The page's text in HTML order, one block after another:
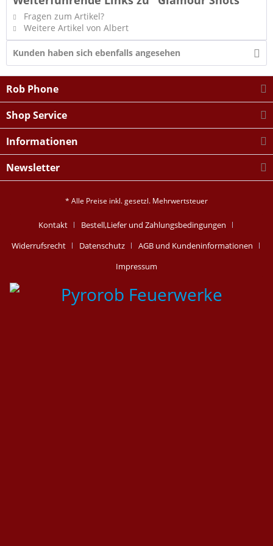
Fragen zum Artikel?
Weitere Artikel von Albert
Kunden haben sich ebenfalls angesehen
Rob Phone
Shop Service
Informationen
Newsletter
* Alle Preise inkl. gesetzl. Mehrwertsteuer
Kontakt
Bestell,Liefer und Zahlungsbedingungen
Widerrufsrecht
Datenschutz
AGB und Kundeninformationen
Impressum